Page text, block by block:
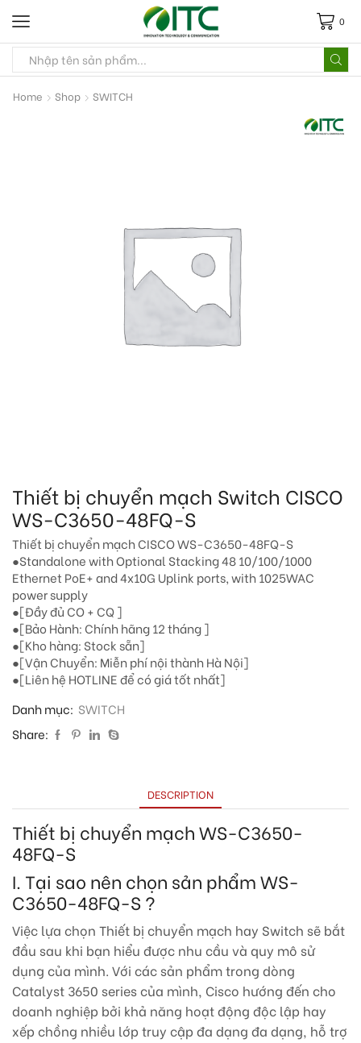
0
Home Shop SWITCH
Thiết bị chuyển mạch Switch CISCO
WS-C3650-48FQ-S
Thiết bị chuyển mạch CISCO WS-C3650-48FQ-S
●Standalone with Optional Stacking 48 10/100/1000
Ethernet PoE+ and 4x10G Uplink ports, with 1025WAC
power supply
●[Đầy đủ CO + CQ ]
●[Bảo Hành: Chính hãng 12 tháng ]
●[Kho hàng: Stock sẵn]
●[Vận Chuyển: Miễn phí nội thành Hà Nội]
●[Liên hệ HOTLINE để có giá tốt nhất]
Danh mục: SWITCH
Share:
DESCRIPTION
Thiết bị chuyển mạch WS-C3650-
48FQ-S
I. Tại sao nên chọn sản phẩm WS-
C3650-48FQ-S ?
Việc lựa chọn Thiết bị chuyển mạch hay Switch sẽ bắt
đầu sau khi bạn hiểu được nhu cầu và quy mô sử
dụng của mình. Với các sản phẩm trong dòng
Catalyst 3650 series của mình, Cisco hướng đến cho
doanh nghiệp bởi khả năng hoạt động độc lập hay
xếp chồng nhiều lớp truy cập đa dạng đa dạng, hỗ trợ